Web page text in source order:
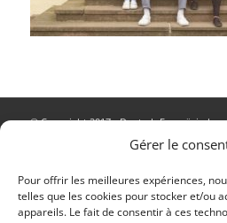
Gérer le
Pour offrir les meilleures expériences,
telles que les cookies pour stocker et/ou
appareils. Le fait de consentir à ces
© Copyright 2017 - Deutsch